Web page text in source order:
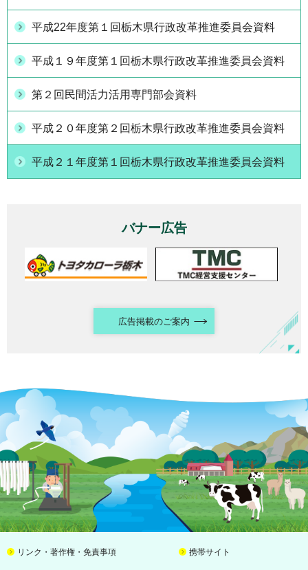
平成22年度第１回栃木県行政改革推進委員会資料
平成１９年度第１回栃木県行政改革推進委員会資料
第２回民間活力活用専門部会資料
平成２０年度第２回栃木県行政改革推進委員会資料
平成２１年度第１回栃木県行政改革推進委員会資料
バナー広告
広告掲載のご案内
リンク・著作権・免責事項 携帯サイト